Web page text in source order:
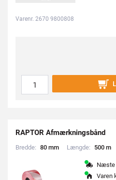
Varenr. 2670 9800808
RAPTOR Afmærkningsbånd
Bredde: 80 mm Længde: 500 m
Næste
Varen